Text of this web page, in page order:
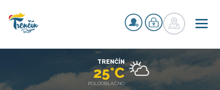
TRENČÍN
25°C
POLOOBLAČNO